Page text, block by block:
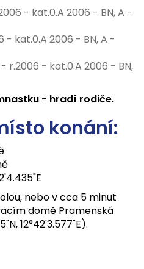
- kat.0.A 2006 - BN, A -
- kat.0.A 2006 - BN, A -
r.2006 - kat.0.A 2006 - BN,
- hradí rodiče.
konání:
nebo v cca 5 minut
domě Pramenská
12°42'3.577"E).